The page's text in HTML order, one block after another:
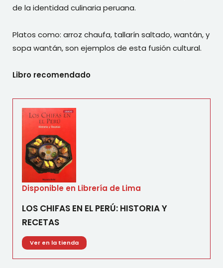
de la identidad culinaria peruana.
Platos como: arroz chaufa, tallarín saltado, wantán, y
sopa wantán, son ejemplos de esta fusión cultural.
Libro recomendado
Disponible en Librería de Lima
LOS CHIFAS EN EL PERÚ: HISTORIA Y
RECETAS
Ver en la tienda